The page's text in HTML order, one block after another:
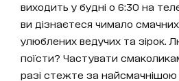
виходить у будні о 6:30 на
ви дізнаєтеся чимало смачних
улюблених ведучих та зірок.
поїсти? Частувати
разі стежте за найсмачнішою